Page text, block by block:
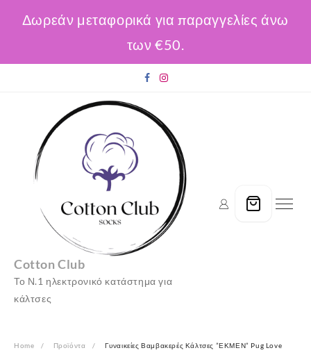
Δωρεάν μεταφορικά για παραγγελίες άνω
των €50.
Cotton Club
Το Ν.1 ηλεκτρονικό κατάστημα για
κάλτσες
Home Προϊόντα Γυναικείες Βαμβακερές Κάλτσες ”ΕΚΜΕΝ” Pug Love